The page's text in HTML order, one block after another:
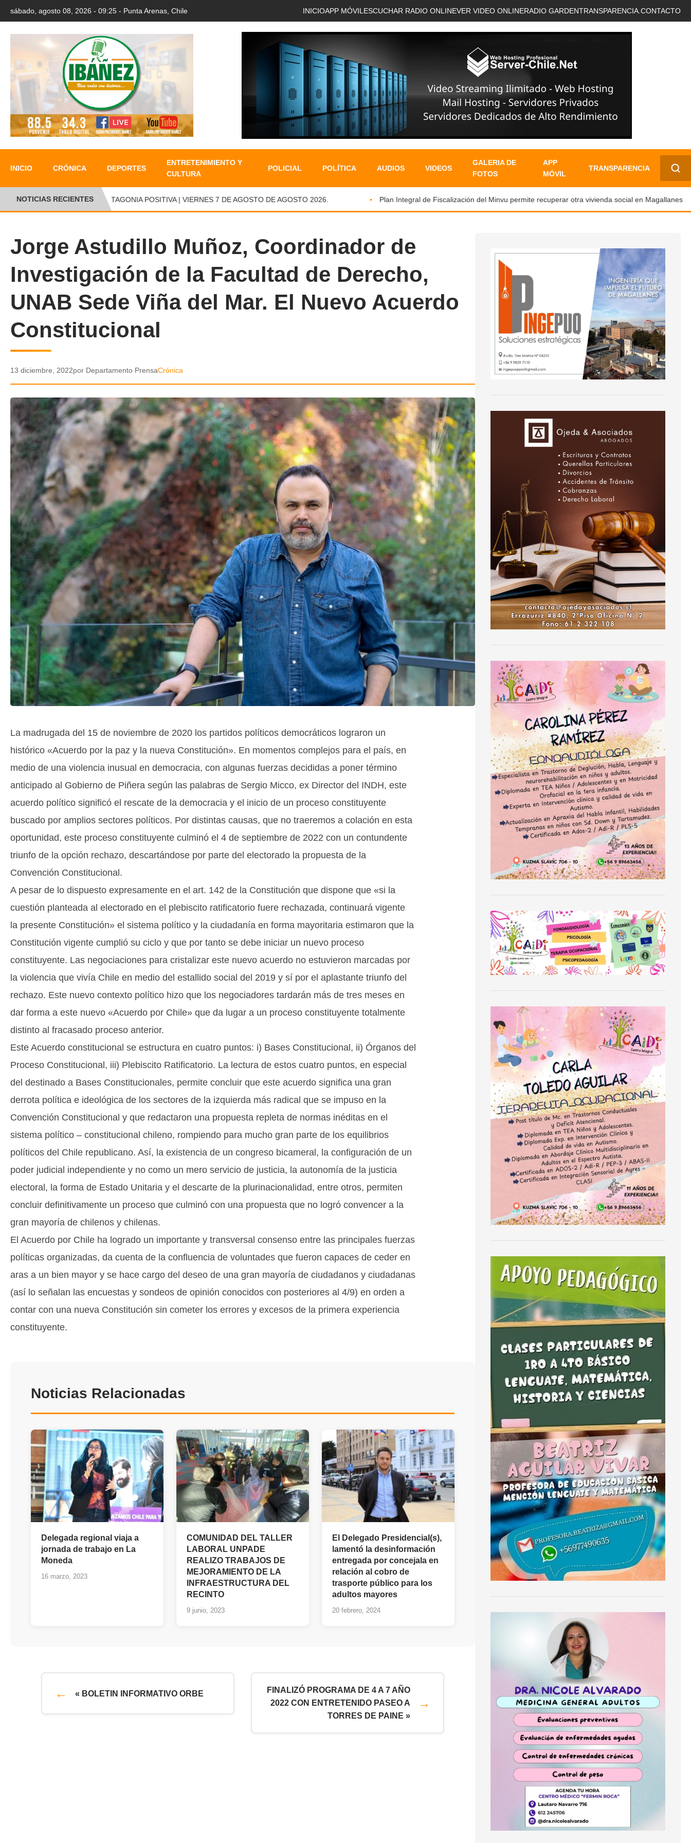
sábado, agosto 08, 2026 - 09:25 - Punta Arenas, Chile INICIOAPP MÓVIL ESCUCHAR RADIO ONLINEVER VIDEO ONLINERADIO GARDENTRANSPARENCIA. CONTACTO
INICIO CRÓNICA DEPORTES
ENTRETENIMIENTO Y
CULTURA
POLICIAL POLÍTICA AUDIOS VIDEOS
GALERIA DE
FOTOS
APP
MÓVIL
TRANSPARENCIA
✕
NOTICIAS RECIENTESPATAGONIA POSITIVA | VIERNES 7 DE AGOSTO DE AGOSTO 2026. Plan Integral de Fiscalización del Minvu permite recuperar otra vivienda social en Magallanes
Jorge Astudillo Muñoz, Coordinador de
Investigación de la Facultad de Derecho,
UNAB Sede Viña del Mar. El Nuevo Acuerdo
Constitucional
13 diciembre, 2022por Departamento PrensaCrónica
La madrugada del 15 de noviembre de 2020 los partidos políticos democráticos lograron un
histórico «Acuerdo por la paz y la nueva Constitución». En momentos complejos para el país, en
medio de una violencia inusual en democracia, con algunas fuerzas decididas a poner término
anticipado al Gobierno de Piñera según las palabras de Sergio Micco, ex Director del INDH, este
acuerdo político significó el rescate de la democracia y el inicio de un proceso constituyente
buscado por amplios sectores políticos. Por distintas causas, que no traeremos a colación en esta
oportunidad, este proceso constituyente culminó el 4 de septiembre de 2022 con un contundente
triunfo de la opción rechazo, descartándose por parte del electorado la propuesta de la
Convención Constitucional.
A pesar de lo dispuesto expresamente en el art. 142 de la Constitución que dispone que «si la
cuestión planteada al electorado en el plebiscito ratificatorio fuere rechazada, continuará vigente
la presente Constitución» el sistema político y la ciudadanía en forma mayoritaria estimaron que la
Constitución vigente cumplió su ciclo y que por tanto se debe iniciar un nuevo proceso
constituyente. Las negociaciones para cristalizar este nuevo acuerdo no estuvieron marcadas por
la violencia que vivía Chile en medio del estallido social del 2019 y sí por el aplastante triunfo del
rechazo. Este nuevo contexto político hizo que los negociadores tardarán más de tres meses en
dar forma a este nuevo «Acuerdo por Chile» que da lugar a un proceso constituyente totalmente
distinto al fracasado proceso anterior.
Este Acuerdo constitucional se estructura en cuatro puntos: i) Bases Constitucional, ii) Órganos del
Proceso Constitucional, iii) Plebiscito Ratificatorio. La lectura de estos cuatro puntos, en especial
del destinado a Bases Constitucionales, permite concluir que este acuerdo significa una gran
derrota política e ideológica de los sectores de la izquierda más radical que se impuso en la
Convención Constitucional y que redactaron una propuesta repleta de normas inéditas en el
sistema político – constitucional chileno, rompiendo para mucho gran parte de los equilibrios
políticos del Chile republicano. Así, la existencia de un congreso bicameral, la configuración de un
poder judicial independiente y no como un mero servicio de justicia, la autonomía de la justicia
electoral, la forma de Estado Unitaria y el descarte de la plurinacionalidad, entre otros, permiten
concluir definitivamente un proceso que culminó con una propuesta que no logró convencer a la
gran mayoría de chilenos y chilenas.
El Acuerdo por Chile ha logrado un importante y transversal consenso entre las principales fuerzas
políticas organizadas, da cuenta de la confluencia de voluntades que fueron capaces de ceder en
aras a un bien mayor y se hace cargo del deseo de una gran mayoría de ciudadanos y ciudadanas
(así lo señalan las encuestas y sondeos de opinión conocidos con posteriores al 4/9) en orden a
contar con una nueva Constitución sin cometer los errores y excesos de la primera experiencia
constituyente.
Noticias Relacionadas
Delegada regional viaja a
jornada de trabajo en La
Moneda
16 marzo, 2023
COMUNIDAD DEL TALLER
LABORAL UNPADE
REALIZO TRABAJOS DE
MEJORAMIENTO DE LA
INFRAESTRUCTURA DEL
RECINTO
9 junio, 2023
El Delegado Presidencial(s),
lamentó la desinformación
entregada por concejala en
relación al cobro de
trasporte público para los
adultos mayores
20 febrero, 2024
« BOLETIN INFORMATIVO ORBE
FINALIZÓ PROGRAMA DE 4 A 7 AÑO
2022 CON ENTRETENIDO PASEO A
TORRES DE PAINE »